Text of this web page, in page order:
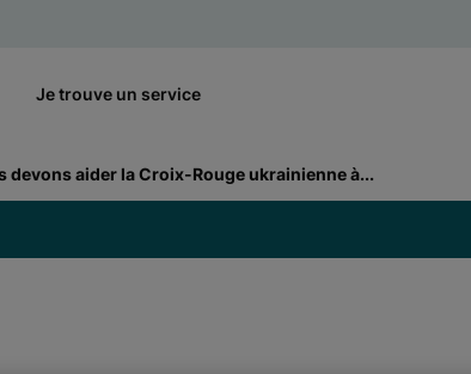
Je trouve un service
devons aider la Croix-Rouge ukrainienne à...